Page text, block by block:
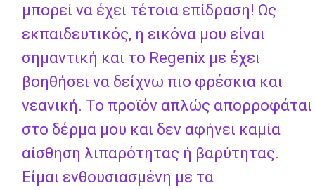
μπορεί να έχει τέτοια επίδραση! Ως
εκπαιδευτικός, η εικόνα μου είναι
σημαντική και το Regenix με έχει
βοηθήσει να δείχνω πιο φρέσκια και
νεανική. Το προϊόν απλώς απορροφάται
στο δέρμα μου και δεν αφήνει καμία
αίσθηση λιπαρότητας ή βαρύτητας.
Είμαι ενθουσιασμένη με τα